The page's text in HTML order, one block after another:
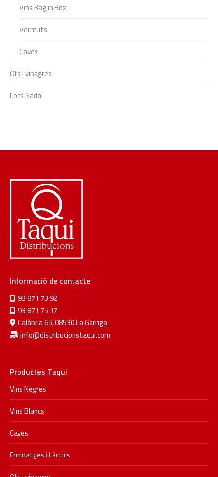
Vins Bag in Box
Vermuts
Caves
Olis i vinagres
Lots Nadal
Informació de contacte
93 871 73 92
93 871 75 17
Calàbria 65, 08530 La Garriga
info@distribucionstaqui.com
Productes Taqui
Vins Negres
Vins Blancs
Caves
Formatges i Làctics